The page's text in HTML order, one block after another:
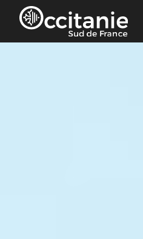
Panneau de gestion des cookies